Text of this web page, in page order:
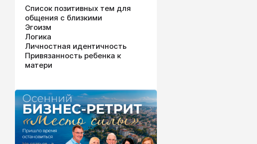
Список позитивных тем для
общения с близкими
Эгоизм
Логика
Личностная идентичность
Привязанность ребенка к
матери